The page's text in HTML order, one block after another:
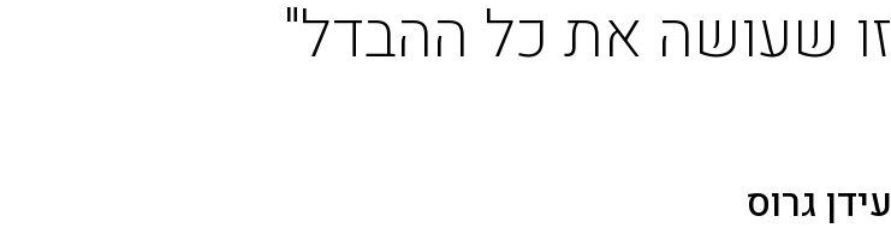
זו שעושה את כל ההבדל"
עידן גרוס